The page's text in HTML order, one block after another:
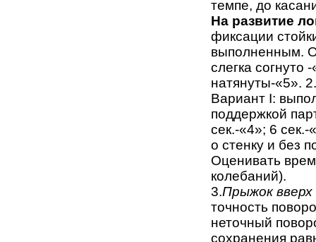
темпе, до
На развитие
фиксации
выполненным.
слегка согнуто
натянуты-«5».
Вариант I:
поддержкой
сек.-«4»; 6
о стенку и без
Оценивать
колебаний).
3.Прыжок вверх
точность
неточный
сохранения